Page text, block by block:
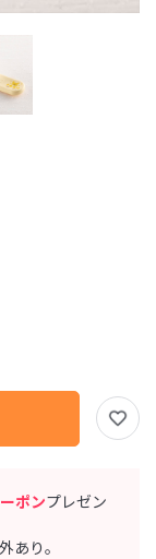
ポンプレゼン
あり。